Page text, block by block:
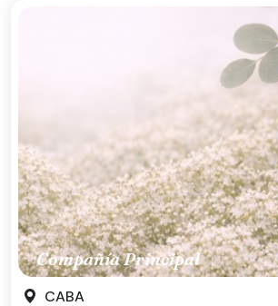
Compañía Principal
CABA